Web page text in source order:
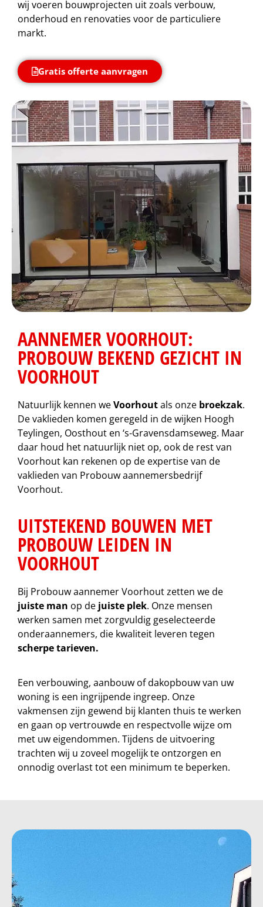
wij voeren bouwprojecten uit zoals verbouw,
onderhoud en renovaties voor de particuliere
markt.
Gratis offerte aanvragen
AANNEMER VOORHOUT:
PROBOUW BEKEND GEZICHT IN
VOORHOUT
Natuurlijk kennen weVoorhoutals onze broekzak.
De vaklieden komen geregeld in de wijken Hoogh
Teylingen, Oosthout en ‘s-Gravensdamseweg. Maar
daar houd het natuurlijk niet op, ook de rest van
Voorhout kan rekenen op de expertise van de
vaklieden van Probouw aannemersbedrijf
Voorhout.
UITSTEKEND BOUWEN MET
PROBOUW LEIDEN IN
VOORHOUT
Bij Probouw aannemer Voorhout zetten we de
juiste man op de juiste plek. Onze mensen
werken samen met zorgvuldig geselecteerde
onderaannemers, die kwaliteit leveren tegen
scherpe tarieven.
Een verbouwing, aanbouw of dakopbouw van uw
woning is een ingrijpende ingreep. Onze
vakmensen zijn gewend bij klanten thuis te werken
en gaan op vertrouwde en respectvolle wijze om
met uw eigendommen. Tijdens de uitvoering
trachten wij u zoveel mogelijk te ontzorgen en
onnodig overlast tot een minimum te beperken.